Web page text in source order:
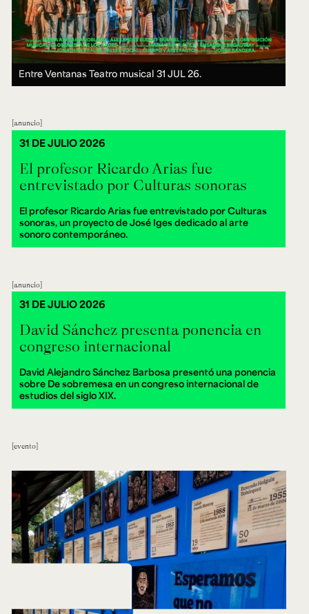
Entre Ventanas Teatro musical 31 JUL 26.
anuncio
El profesor Ricardo Arias fue
entrevistado por Culturas sonoras
El profesor Ricardo Arias fue entrevistado por Culturas
sonoras, un proyecto de José Iges dedicado al arte
sonoro contemporáneo.
31 DE JULIO 2026
anuncio
David Sánchez presenta ponencia en
congreso internacional
David Alejandro Sánchez Barbosa presentó una ponencia
sobre De sobremesa en un congreso internacional de
estudios del siglo XIX.
31 DE JULIO 2026
evento